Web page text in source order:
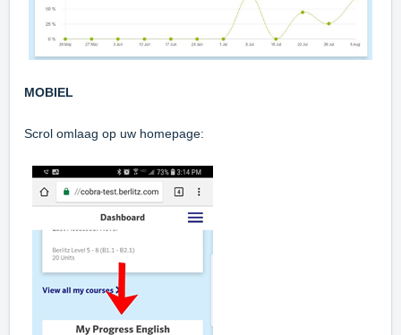
MOBIEL
Scrol omlaag op uw homepage: